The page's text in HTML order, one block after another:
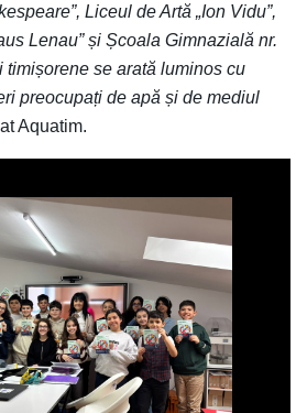
Liceul de Artă „Ion Vidu”,
Lenau” și Școala Gimnazială nr.
timișorene se arată luminos cu
preocupați de apă și de mediul
Aquatim.